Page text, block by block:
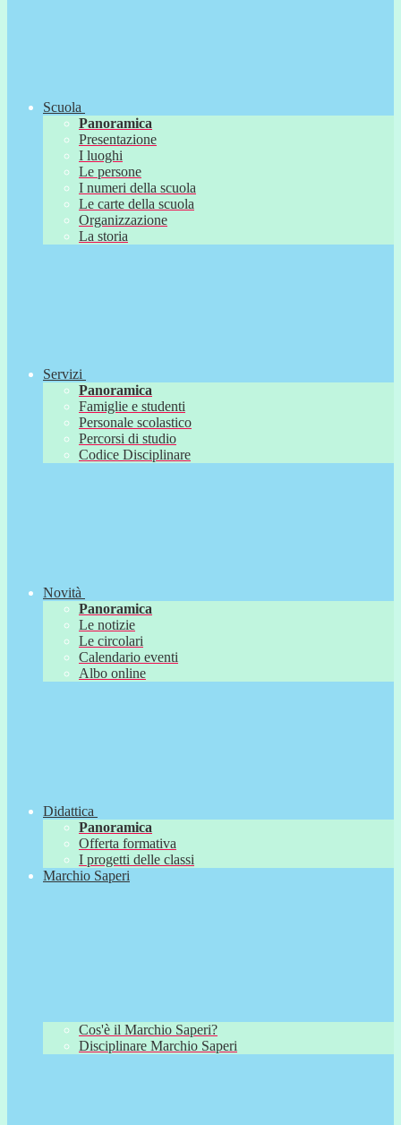
Scuola
Panoramica
Presentazione
I luoghi
Le persone
I numeri della scuola
Le carte della scuola
Organizzazione
La storia
Servizi
Panoramica
Famiglie e studenti
Personale scolastico
Percorsi di studio
Codice Disciplinare
Novità
Panoramica
Le notizie
Le circolari
Calendario eventi
Albo online
Didattica
Panoramica
Offerta formativa
I progetti delle classi
Marchio Saperi
Cos'è il Marchio Saperi?
Disciplinare Marchio Saperi